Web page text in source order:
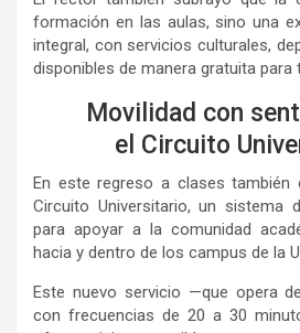
formación en las aulas, sino una
integral, con servicios culturales,
disponibles de manera gratuita para
Movilidad con
el Circuito
En este regreso a clases también
Circuito Universitario, un sistema
para apoyar a la comunidad
hacia y dentro de los campus de la
Este nuevo servicio —que opera
con frecuencias de 20 a 30